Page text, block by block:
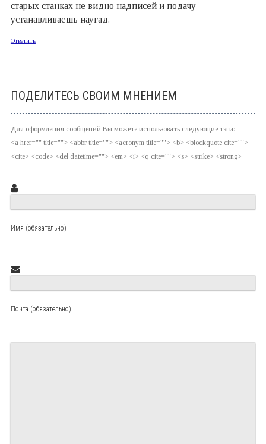
старых станках не видно надписей и подачу
устанавливаешь наугад.
Ответить
ПОДЕЛИТЕСЬ СВОИМ МНЕНИЕМ
Для оформления сообщений Вы можете использовать следующие тэги:
<a href="" title=""> <abbr title=""> <acronym title=""> <b> <blockquote cite="">
<cite> <code> <del datetime=""> <em> <i> <q cite=""> <s> <strike> <strong>
Имя (обязательно)
Почта (обязательно)